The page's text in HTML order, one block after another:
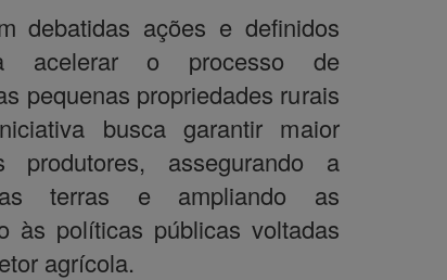
debatidas ações e definidos
acelerar o processo de
pequenas propriedades rurais
busca garantir maior
produtores, assegurando a
terras e ampliando as
às políticas públicas voltadas
agrícola.